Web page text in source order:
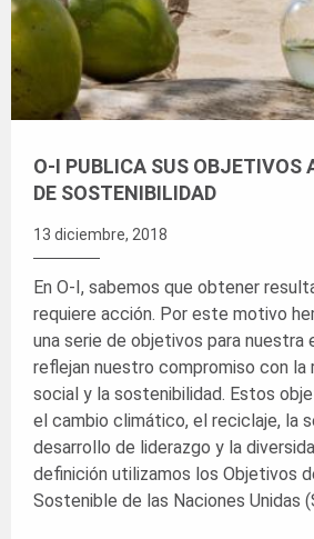
O-I PUBLICA SUS OBJETIVOS
DE SOSTENIBILIDAD
13 diciembre, 2018
En O-I, sabemos que obtener
requiere acción. Por este motivo
una serie de objetivos para nuestra
reflejan nuestro compromiso con la
social y la sostenibilidad. Estos
el cambio climático, el reciclaje, la
desarrollo de liderazgo y la
definición utilizamos los Objetivos
Sostenible de las Naciones Unidas